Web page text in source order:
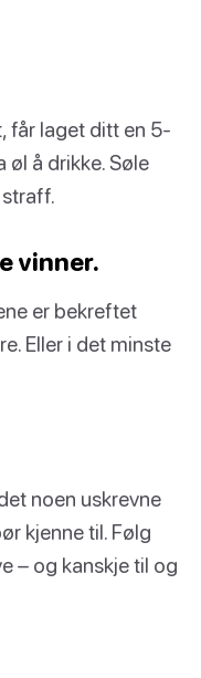
får laget ditt en 5-
øl å drikke. Søle
vinner.
er bekreftet
Eller i det minste
noen uskrevne
kjenne til. Følg
– og kanskje til og